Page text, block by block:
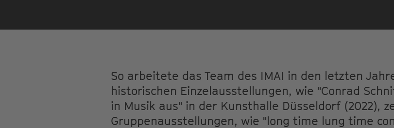
So arbeitete das Team des IMAI in den letzten
historischen Einzelausstellungen, wie "Conrad
in Musik aus" in der Kunsthalle Düsseldorf (2022),
Gruppenausstellungen, wie "long time lung time